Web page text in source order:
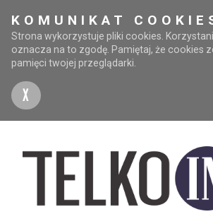
KOMUNIKAT
Strona wykorzystuje pliki cookies.
oznacza na to zgodę. Pamiętaj, że cookies
pamięci twojej przeglądarki.
X